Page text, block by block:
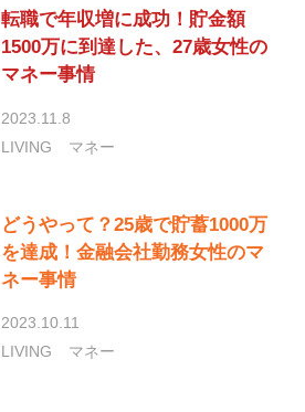
転職で年収増に成功！貯金額
1500万に到達した、27歳女性の
マネー事情
2023.11.8
LIVING
マネー
どうやって？25歳で貯蓄1000万
を達成！金融会社勤務女性のマ
ネー事情
2023.10.11
LIVING
マネー